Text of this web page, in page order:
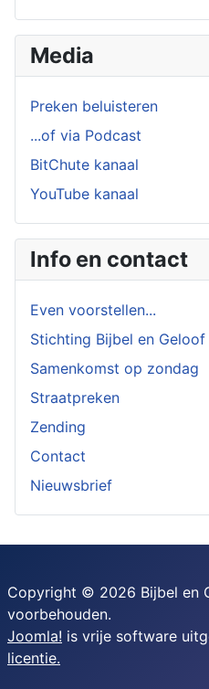
Media
Preken beluisteren
...of via Podcast
BitChute kanaal
YouTube kanaal
Info en contact
Even voorstellen...
Stichting Bijbel en Geloof
Samenkomst op zondag
Straatpreken
Zending
Contact
Nieuwsbrief
Copyright © 2026 Bijbel en
voorbehouden.
Joomla! is vrije software
licentie.